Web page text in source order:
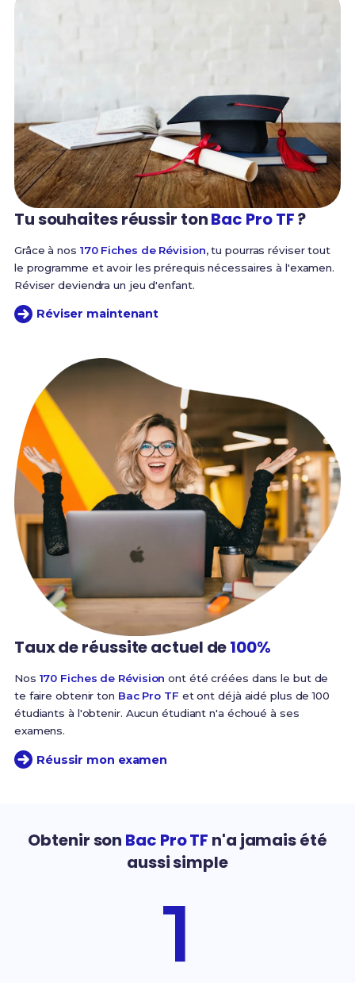
Tu souhaites réussir tonBac Pro TF?
Grâce à nos 170 Fiches de Révision, tu pourras réviser tout
le programme et avoir les prérequis nécessaires à l'examen.
Réviser deviendra un jeu d'enfant.
Réviser maintenant
Taux de réussiteactuel de100%
Nos 170 Fiches de Révision ont été créées dans le but de
te faire obtenir ton Bac Pro TF et ont déjà aidé plus de 100
étudiants à l'obtenir. Aucun étudiant n'a échoué à ses
examens.
Réussir mon examen
Obtenir son Bac Pro TF n'a jamais été
aussi simple
1